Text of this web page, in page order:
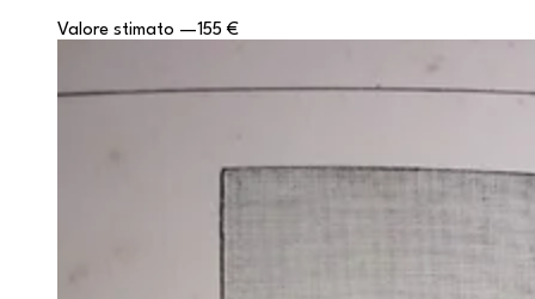
Valore stimato —155 €